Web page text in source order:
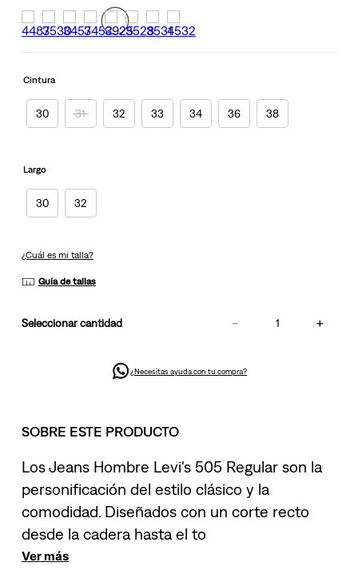
22
Reviews.
Enlace
misma
Cintura
30 31 32 33 34 36 38
Largo
30 32
¿Cuál es mi talla?
Guía de tallas
cantidad ＋
－
¿Necesitas ayuda con tu compra?
SOBRE ESTE PRODUCTO
Los Jeans Hombre Levi's 505 Regular son la
personificación del estilo clásico y la
comodidad. Diseñados con un corte recto
desde la cadera hasta el to
Ver más